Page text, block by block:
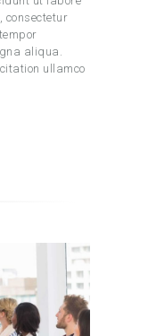
consectetur
aliqua.
ullamco